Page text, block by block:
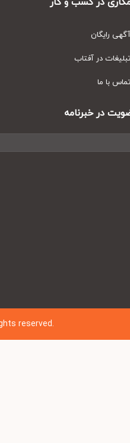
رایگان
در آفتاب
با ما
در خبرنامه
reserved.